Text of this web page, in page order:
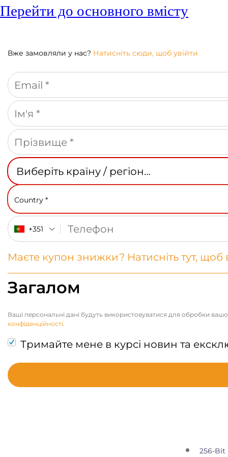
Перейти до основного вмісту
Вже замовляли у нас? Натисніть сюди, щоб увійти
Country *
+351
Маєте купон знижки? Натисніть тут,
Загалом
Ваші персональні дані будуть використовуватися для обробки
конфіденційності.
Тримайте мене в курсі новин та
256-Bit